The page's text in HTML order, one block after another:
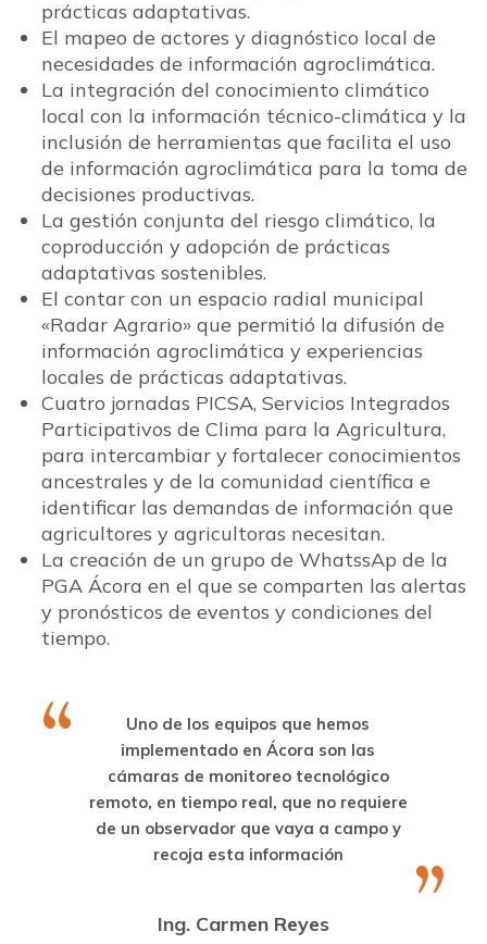
prácticas adaptativas.
El mapeo de actores y diagnóstico local de
necesidades de información agroclimática.
La integración del conocimiento climático
local con la información técnico-climática y la
inclusión de herramientas que facilita el uso
de información agroclimática para la toma de
decisiones productivas.
La gestión conjunta del riesgo climático, la
coproducción y adopción de prácticas
adaptativas sostenibles.
El contar con un espacio radial municipal
«Radar Agrario» que permitió la difusión de
información agroclimática y experiencias
locales de prácticas adaptativas.
Cuatro jornadas PICSA, Servicios Integrados
Participativos de Clima para la Agricultura,
para intercambiar y fortalecer conocimientos
ancestrales y de la comunidad científica e
identificar las demandas de información que
agricultores y agricultoras necesitan.
La creación de un grupo de WhatssAp de la
PGA Ácora en el que se comparten las alertas
y pronósticos de eventos y condiciones del
tiempo.
Uno de los equipos que hemos
implementado en Ácora son las
cámaras de monitoreo tecnológico
remoto, en tiempo real, que no requiere
de un observador que vaya a campo y
recoja esta información
Ing. Carmen Reyes